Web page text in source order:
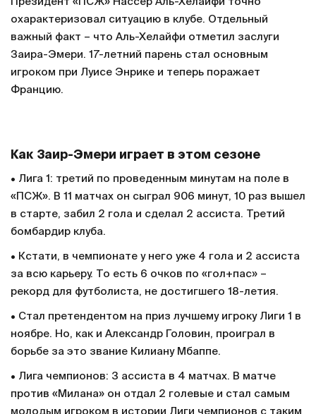
охарактеризовал ситуацию в клубе. Отдельный
важный факт – что Аль-Хелайфи отметил заслуги
Заира-Эмери. 17-летний парень стал основным
игроком при Луисе Энрике и теперь поражает
Францию.
Как Заир-Эмери играет в этом сезоне
• Лига 1: третий по проведенным минутам на поле в
«ПСЖ». В 11 матчах он сыграл 906 минут, 10 раз вышел
в старте, забил 2 гола и сделал 2 ассиста. Третий
бомбардир клуба.
• Кстати, в чемпионате у него уже 4 гола и 2 ассиста
за всю карьеру. То есть 6 очков по «гол+пас» –
рекорд для футболиста, не достигшего 18-летия.
• Стал претендентом на приз лучшему игроку Лиги 1 в
ноябре. Но, как и Александр Головин, проиграл в
борьбе за это звание Килиану Мбаппе.
• Лига чемпионов: 3 ассиста в 4 матчах. В матче
против «Милана» он отдал 2 голевые и стал самым
молодым игроком в истории Лиги чемпионов с таким